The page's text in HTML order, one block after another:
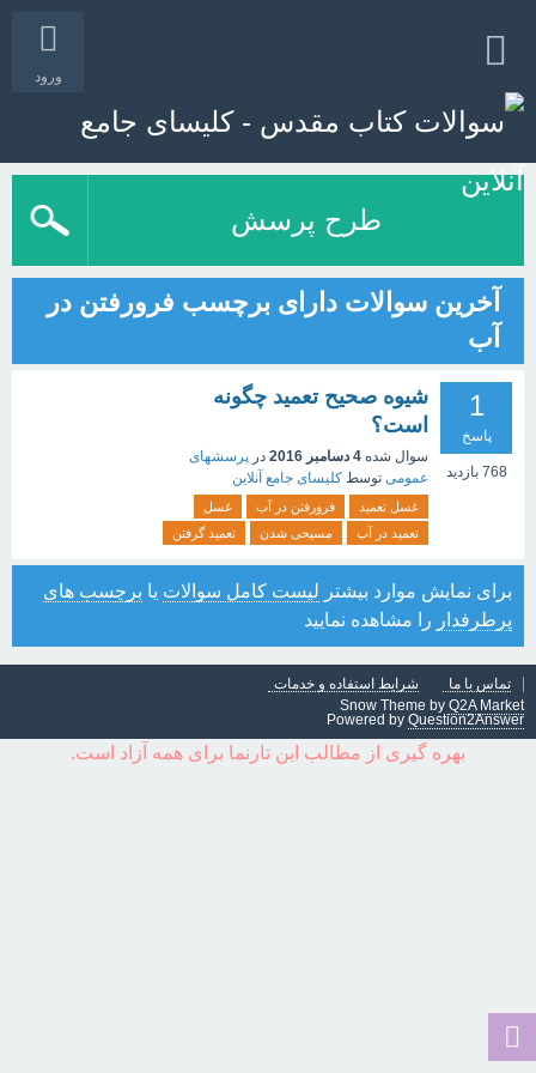
ورود
طرح پرسش
آخرین سوالات دارای برچسب فرورفتن در
آب
1
پاسخ
768 بازدید
شیوه صحیح تعمید چگونه
است؟
سوال شده 4 دسامبر 2016 در پرسشهای
عمومی توسط کلیسای جامع آنلاین
غسل تعمید فرورفتن در آب
غسل
تعمید در آب
مسیحی شدن تعمید گرفتن
برای نمایش موارد بیشتر لیست کامل سوالات یا برچسب های
پرطرفدار را مشاهده نمایید
تماس با ما
شرایط استفاده و خدمات
Snow Theme by Q2A Market
Powered by Question2Answer
بهره گیری از مطالب این تارنما برای همه آزاد است.